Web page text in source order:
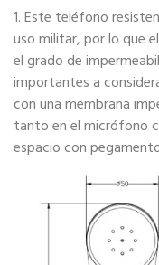
1. Este teléfono
uso militar, por lo que
el grado de
importantes a
con una membrana
tanto en el micrófono
espacio con